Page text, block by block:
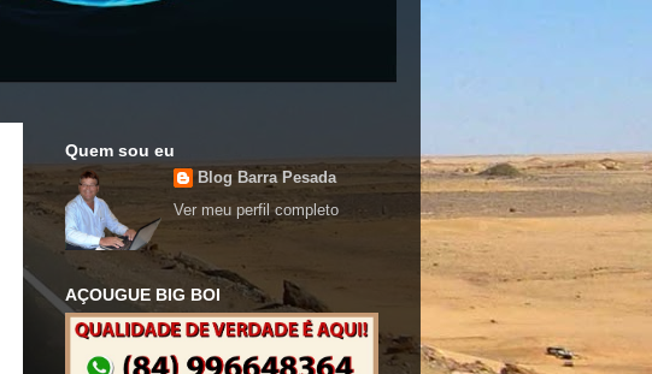
Quem sou eu
Blog Barra Pesada
Ver meu perfil completo
AÇOUGUE BIG BOI